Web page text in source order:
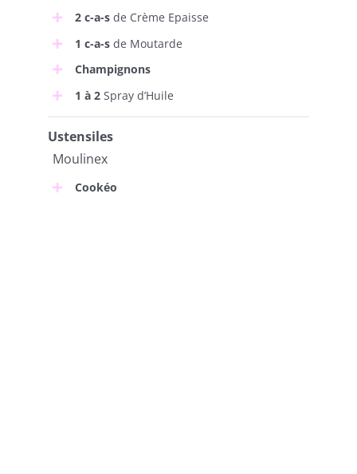
2 c-a-sde Crème Epaisse
1 c-a-sde Moutarde
Champignons
1 à 2Spray d’Huile
Ustensiles
Moulinex
Cookéo